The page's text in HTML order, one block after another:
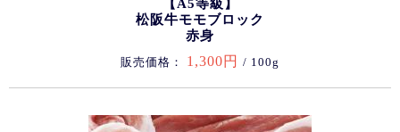
【A5等級】
松阪牛モモブロック
赤身
販売価格： 1,300円 / 100g